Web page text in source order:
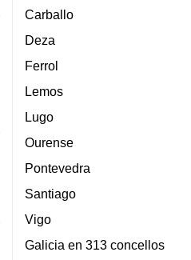
Carballo
Deza
Ferrol
Lemos
Lugo
Ourense
Pontevedra
Santiago
Vigo
Galicia en 313 concellos